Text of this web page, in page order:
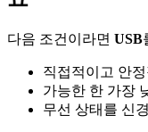
다음 조건이라면 USB
직접적이고 안
가능한 한 가장
무선 상태를 신